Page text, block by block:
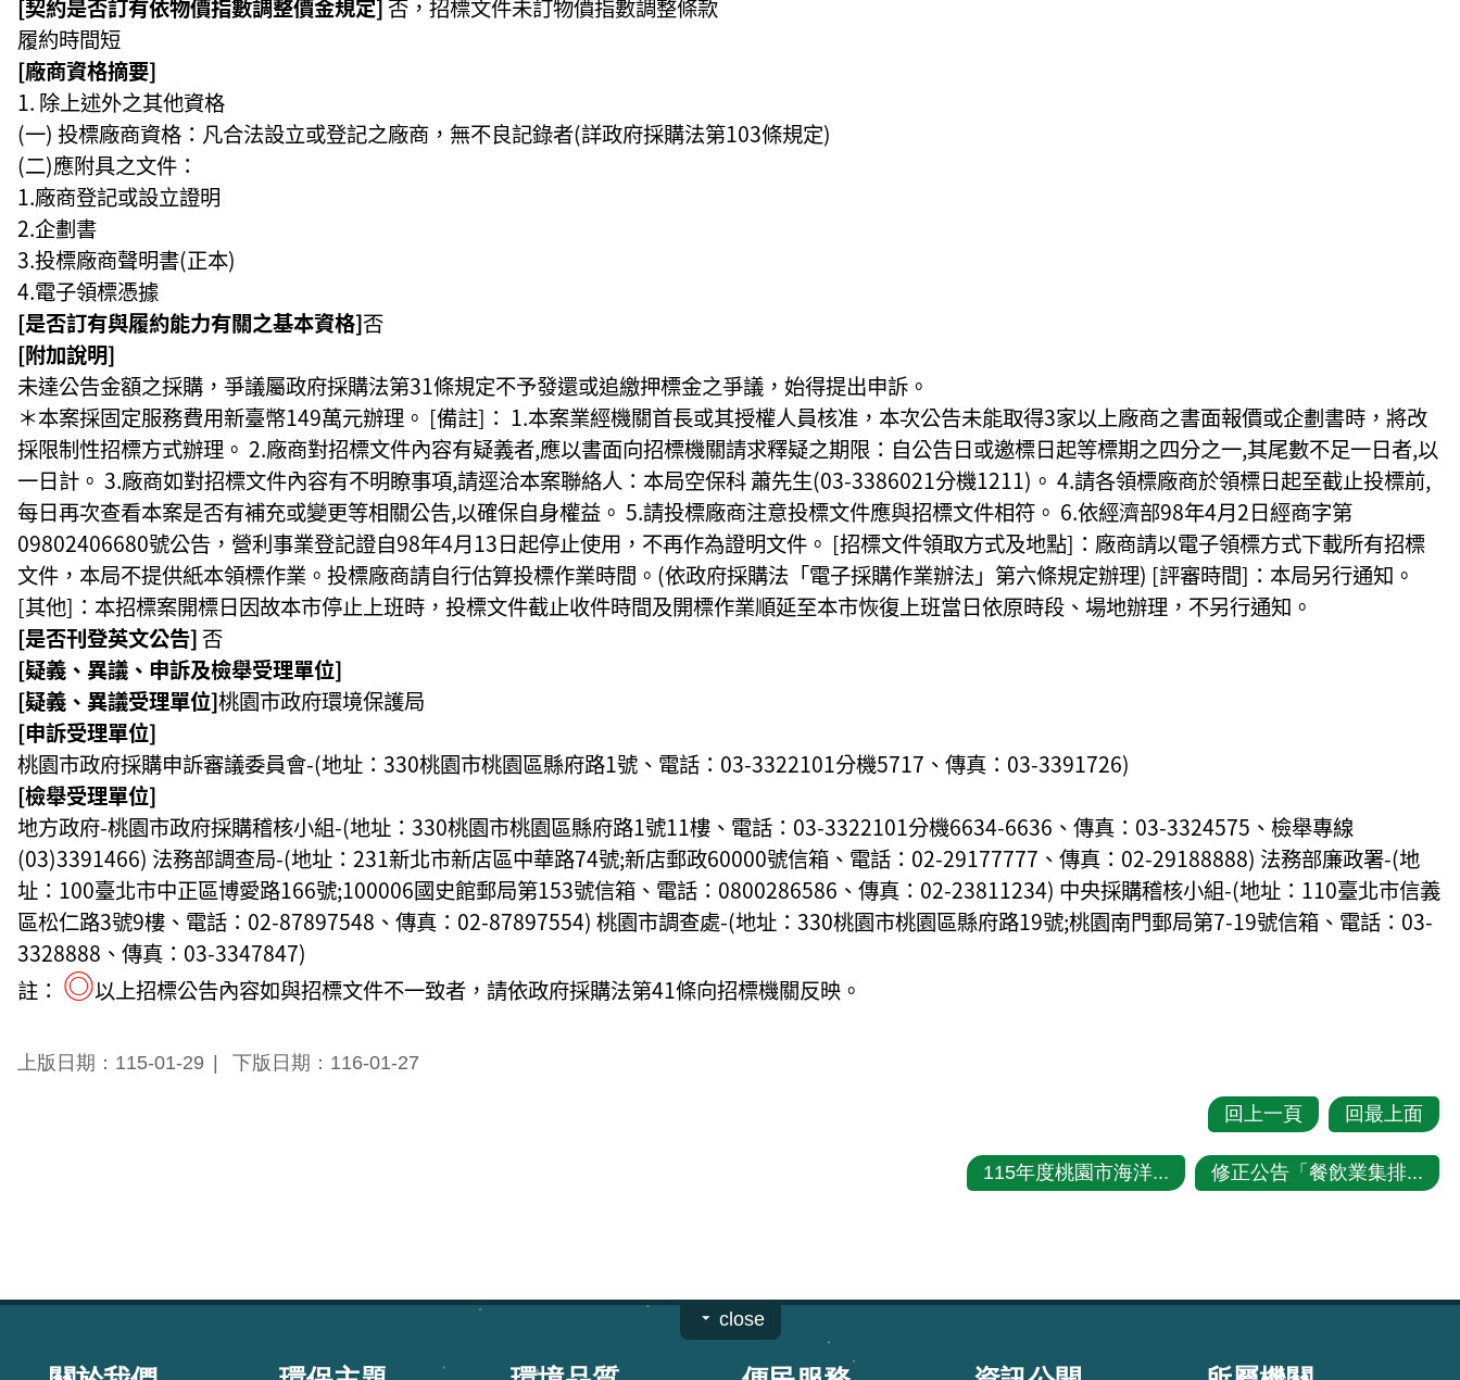
[契約是否訂有依物價指數調整價金規定] 否，招標文件未訂物價指數調整條款
履約時間短
[廠商資格摘要]
除上述外之其他資格
(一) 投標廠商資格：凡合法設立或登記之廠商，無不良記錄者(詳政府採購法第103條規定)
(二)應附具之文件：
1.廠商登記或設立證明
2.企劃書
3.投標廠商聲明書(正本)
4.電子領標憑據
[是否訂有與履約能力有關之基本資格]否
[附加說明]
未達公告金額之採購，爭議屬政府採購法第31條規定不予發還或追繳押標金之爭議，始得提出申訴。
＊本案採固定服務費用新臺幣149萬元辦理。 [備註]： 1.本案業經機關首長或其授權人員核准，本次公告未能取得3家以上廠商之書面報價或企劃書時，將改
採限制性招標方式辦理。 2.廠商對招標文件內容有疑義者,應以書面向招標機關請求釋疑之期限：自公告日或邀標日起等標期之四分之一,其尾數不足一日者,以
一日計。 3.廠商如對招標文件內容有不明瞭事項,請逕洽本案聯絡人：本局空保科 蕭先生(03-3386021分機1211)。 4.請各領標廠商於領標日起至截止投標前,
每日再次查看本案是否有補充或變更等相關公告,以確保自身權益。 5.請投標廠商注意投標文件應與招標文件相符。 6.依經濟部98年4月2日經商字第
09802406680號公告，營利事業登記證自98年4月13日起停止使用，不再作為證明文件。 [招標文件領取方式及地點]：廠商請以電子領標方式下載所有招標
文件，本局不提供紙本領標作業。投標廠商請自行估算投標作業時間。(依政府採購法「電子採購作業辦法」第六條規定辦理) [評審時間]：本局另行通知。
[其他]：本招標案開標日因故本市停止上班時，投標文件截止收件時間及開標作業順延至本市恢復上班當日依原時段、場地辦理，不另行通知。
[是否刊登英文公告] 否
[疑義、異議、申訴及檢舉受理單位]
[疑義、異議受理單位]桃園市政府環境保護局
[申訴受理單位]
桃園市政府採購申訴審議委員會-(地址：330桃園市桃園區縣府路1號、電話：03-3322101分機5717、傳真：03-3391726)
[檢舉受理單位]
地方政府-桃園市政府採購稽核小組-(地址：330桃園市桃園區縣府路1號11樓、電話：03-3322101分機6634-6636、傳真：03-3324575、檢舉專線
(03)3391466) 法務部調查局-(地址：231新北市新店區中華路74號;新店郵政60000號信箱、電話：02-29177777、傳真：02-29188888) 法務部廉政署-(地
址：100臺北市中正區博愛路166號;100006國史館郵局第153號信箱、電話：0800286586、傳真：02-23811234) 中央採購稽核小組-(地址：110臺北市信義
區松仁路3號9樓、電話：02-87897548、傳真：02-87897554) 桃園市調查處-(地址：330桃園市桃園區縣府路19號;桃園南門郵局第7-19號信箱、電話：03-
3328888、傳真：03-3347847)
註： ◎以上招標公告內容如與招標文件不一致者，請依政府採購法第41條向招標機關反映。
上版日期：115-01-29 下版日期：116-01-27
回上一頁 回最上面
115年度桃園市海洋... 修正公告「餐飲業集排...
close